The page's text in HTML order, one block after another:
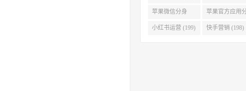
(227)
苹果微信分身
(223)
苹果官方应用
身 (219)
小红书运营 (199) 快手营销 (198)